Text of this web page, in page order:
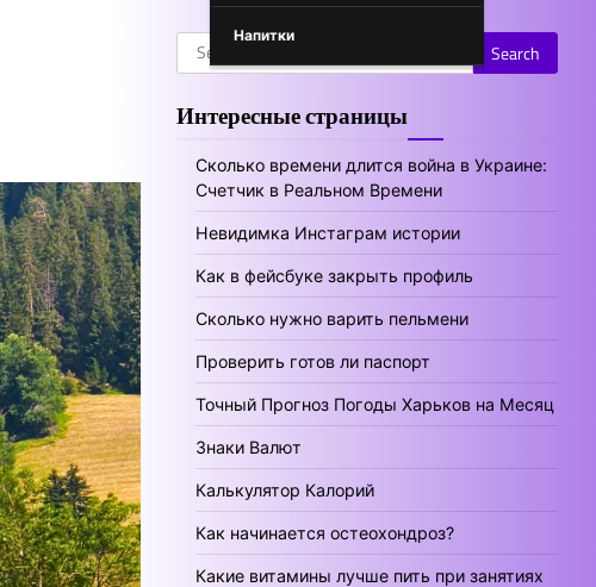
Напитки
Search
for:
Интересные страницы
Сколько времени длится война в Украине:
Счетчик в Реальном Времени
Невидимка Инстаграм истории
Как в фейсбуке закрыть профиль
Сколько нужно варить пельмени
Проверить готов ли паспорт
Точный Прогноз Погоды Харьков на Месяц
Знаки Валют
Калькулятор Калорий
Как начинается остеохондроз?
Какие витамины лучше пить при занятиях